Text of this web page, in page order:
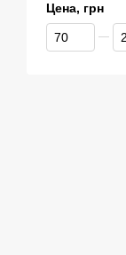
Цена, грн
От Цена, грн
До Цена, грн